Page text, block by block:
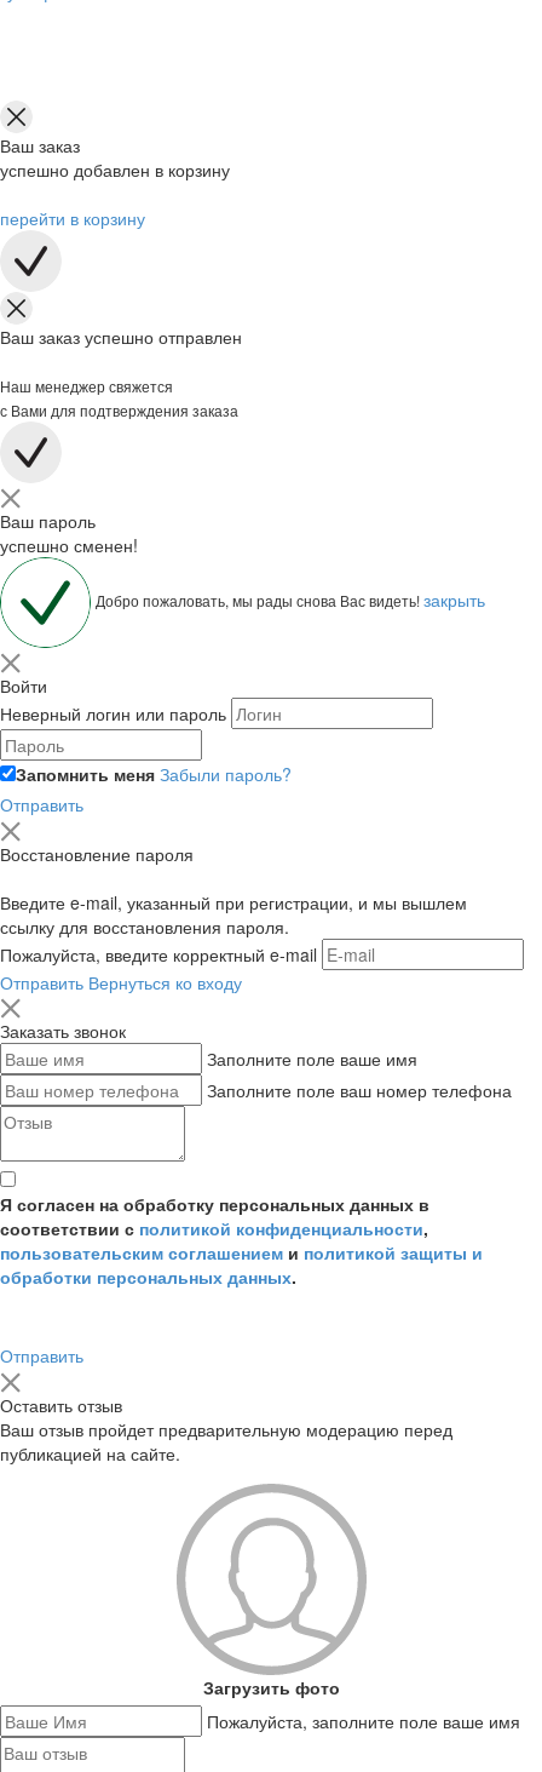
Ваш заказ
успешно добавлен в корзину
перейти в корзину
Ваш заказ успешно отправлен
Наш менеджер свяжется
с Вами для подтверждения заказа
Ваш пароль
успешно сменен!
Добро пожаловать, мы рады снова Вас видеть!закрыть
Войти
Неверный логин или пароль
Запомнить меня Забыли пароль?
Отправить
Восстановление пароля
Введите e-mail, указанный при регистрации, и мы вышлем
ссылку для восстановления пароля.
Пожалуйста, введите корректный e-mail
Отправить Вернуться ко входу
Заказать звонок
Заполните поле ваше имя
Заполните поле ваш номер телефона
Я согласен на обработку персональных данных в
соответствии с политикой конфиденциальности,
пользовательским соглашением и политикой защиты и
обработки персональных данных.
Отправить
Оставить отзыв
Ваш отзыв пройдет предварительную модерацию перед
публикацией на сайте.
Загрузить фото
Пожалуйста, заполните поле ваше имя